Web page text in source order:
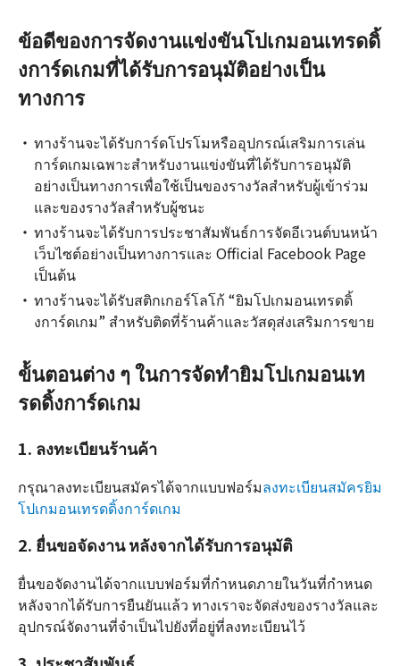
ข้อดีของการจัดงานแข่งขันโปเกมอนเทรดดิ้
งการ์ดเกมที่ได้รับการอนุมัติอย่างเป็น
ทางการ
ทางร้านจะได้รับการ์ดโปรโมหรืออุปกรณ์เสริมการเล่น
การ์ดเกมเฉพาะสำหรับงานแข่งขันที่ได้รับการอนุมัติ
อย่างเป็นทางการเพื่อใช้เป็นของรางวัลสำหรับผู้เข้าร่วม
และของรางวัลสำหรับผู้ชนะ
ทางร้านจะได้รับการประชาสัมพันธ์การจัดอีเวนต์บนหน้า
เว็บไซต์อย่างเป็นทางการและ Official Facebook Page
เป็นต้น
ทางร้านจะได้รับสติกเกอร์โลโก้ “ยิมโปเกมอนเทรดดิ้
งการ์ดเกม” สำหรับติดที่ร้านค้าและวัสดุส่งเสริมการขาย
ข้้นตอนต่าง ๆ ในการจัดทำยิมโปเกมอนเท
รดดิ้งการ์ดเกม
1. ลงทะเบียนร้านค้า
กรุณาลงทะเบียนสมัครได้จากแบบฟอร์มลงทะเบียนสมัครยิม
โปเกมอนเทรดดิ้งการ์ดเกม
2. ยื่นขอจัดงาน หลังจากได้รับการอนุมัติ
ยื่นขอจัดงานได้จากแบบฟอร์มที่กำหนดภายในวันที่กำหนด
หลังจากได้รับการยืนยันแล้ว ทางเราจะจัดส่งของรางวัลและ
อุปกรณ์จัดงานที่จำเป็นไปยังที่อยู่ที่ลงทะเบียนไว้